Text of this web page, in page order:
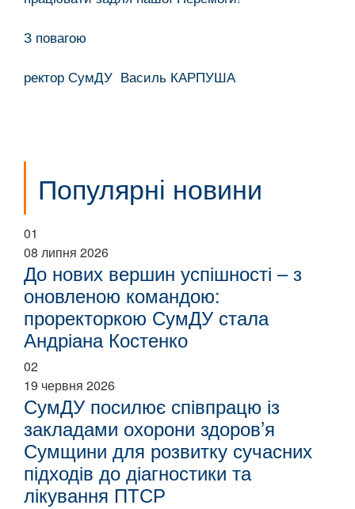
З повагою
ректор СумДУ Василь КАРПУША
Популярні новини
01
08 липня 2026
До нових вершин успішності – з
оновленою командою:
проректоркою СумДУ стала
Андріана Костенко
02
19 червня 2026
СумДУ посилює співпрацю із
закладами охорони здоров’я
Сумщини для розвитку сучасних
підходів до діагностики та
лікування ПТСР